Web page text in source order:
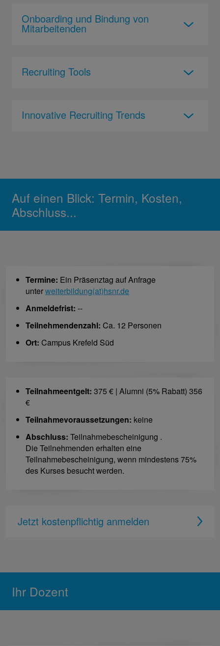
Onboarding und Bindung von
Mitarbeitenden
Recruiting Tools
Innovative Recruiting Trends
Auf einen Blick: Termin, Kosten,
Abschluss...
Termine: Ein Präsenztag auf Anfrage
unterweiterbildung(at)hsnr.de
Anmeldefrist: --
Teilnehmendenzahl: Ca. 12 Personen
Ort: Campus Krefeld Süd
Teilnahmeentgelt: 375 € | Alumni (5% Rabatt) 356
€
Teilnahmevoraussetzungen: keine
Abschluss: Teilnahmebescheinigung .
Die Teilnehmenden erhalten eine
Teilnahmebescheinigung, wenn mindestens 75%
des Kurses besucht werden.
Jetzt kostenpflichtig anmelden
Ihr Dozent